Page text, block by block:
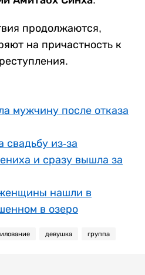
продолжаются,
на причастность к
мужчину после отказа
свадьбу из-за
и сразу вышла за
нашли в
в озеро
девушка группа